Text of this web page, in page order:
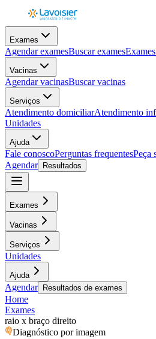
Exames
Agendar examesBuscar exames
Vacinas
Agendar vacinasBuscar vacinas
Serviços
Atendimento domiciliarAtendimento
Unidades
Ajuda
Fale conoscoPerguntas frequentesPeça
Agendar
Resultados
Exames
Vacinas
Serviços
Unidades
Ajuda
Agendar Resultados de exames
Home
Exames
raio x braço direito
Diagnóstico por imagem